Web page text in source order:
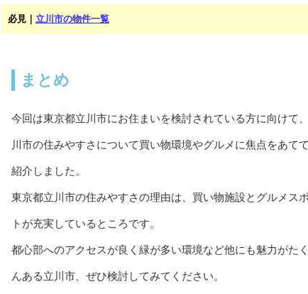
必見｜ 立川市の物件一覧
まとめ
今回は東京都立川市にお住まいを検討されている方に向けて
川市の住みやすさについて買い物環境やグルメに焦点をあて
紹介しました。
東京都立川市の住みやすさの理由は、買い物施設とグルメス
トが充実しているところです。
都心部へのアクセスが良く緑が多い環境など他にも魅力がた
んある立川市、ぜひ検討してみてください。